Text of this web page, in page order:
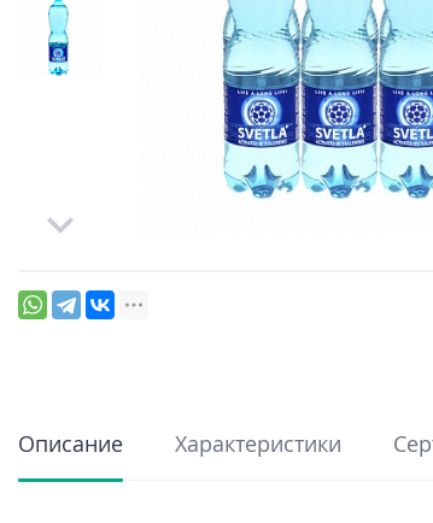
Описание Характеристики